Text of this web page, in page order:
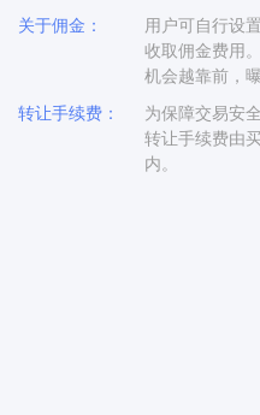
关于佣金：
用户可自行设
收取佣金费用
机会越靠前，
转让手续费：
为保障交易安
转让手续费由
内。